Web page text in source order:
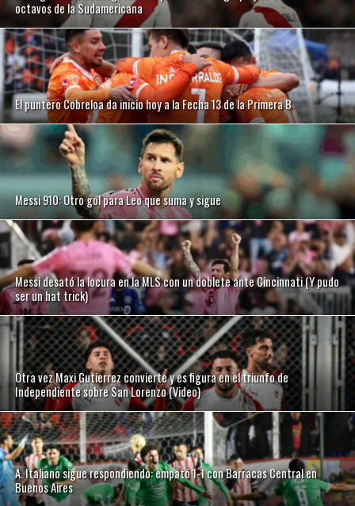
octavos de la Sudamericana
El puntero Cobreloa da inicio hoy a la Fecha 13 de la Primera B
Messi 910: Otro gol para Leo que suma y sigue
Messi desató la locura en la MLS con un doblete ante Cincinnati (Y pudo
ser un hat trick)
Otra vez Maxi Gutierrez convierte y es figura en el triunfo de
Independiente sobre San Lorenzo (Video)
A. Italiano sigue respondiendo: empató 1-1 con Barracas Central en
Buenos Aires